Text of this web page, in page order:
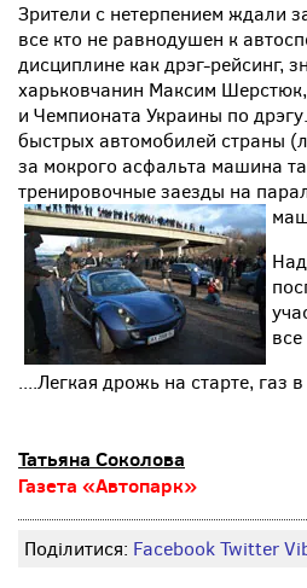
Зрители с нетерпением ждали
все кто не равнодушен к
дисциплине как дрэг-рейсинг,
харьковчанин Максим
и Чемпионата Украины по
быстрых автомобилей страны
за мокрого асфальта машина
тренировочные заезды на
....Легкая дрожь на старте, газ
Татьяна Соколова
Газета «Автопарк»
Поділитися: FacebookTwitter